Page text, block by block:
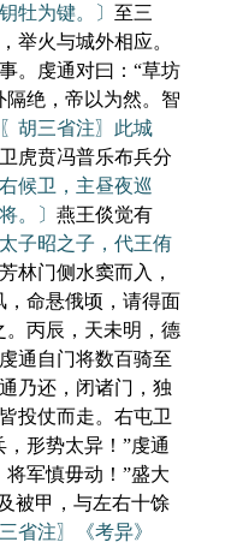
牡为键。〕 至三
举火与城外相应。
。虔通对曰：“草坊
隔绝，帝以为然。智
〖胡三省注〗此城
虎贲冯普乐布兵分
候卫，主昼夜巡
。〕 燕王倓觉有
子昭之子，代王侑
林门侧水窦而入，
，命悬俄顷，请得面
。丙辰，天未明，德
通自门将数百骑至
乃还，闭诸门，独
投仗而走。右屯卫
形势太异！”虔通
军慎毋动！”盛大
被甲，与左右十馀
省注〗《考异》